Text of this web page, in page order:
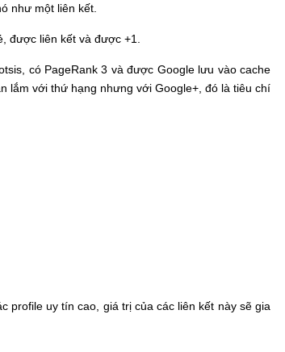
như một liên kết.
được liên kết và được +1.
có PageRank 3 và được Google lưu vào cache
lắm với thứ hạng nhưng với Google+, đó là tiêu chí
profile uy tín cao, giá trị của các liên kết này sẽ gia